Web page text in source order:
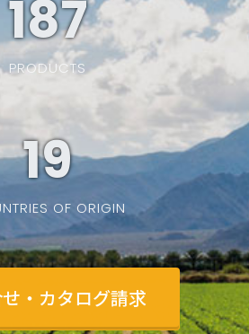
187
PRODUCTS
19
OF ORIGIN
・カタログ請求